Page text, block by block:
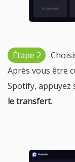
Étape 2
Après vous être
Spotify, appuyez
le transfert.